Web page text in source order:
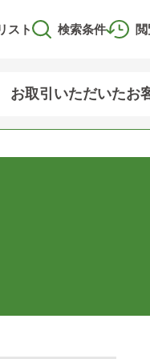
スト 検索条件
お取引いただいたお